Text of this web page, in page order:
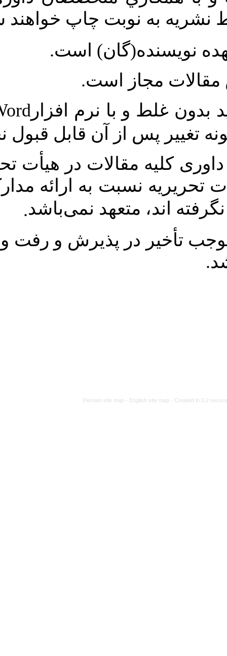
چاپ خواهند شد.
است.
است.
با نرم افزار Microsoft Word
آن قابل قبول نخواهد بود
در هیأت تحریریه نشریه
به ارائه مدارک مربوط به
نمی‌باشد.
پذیرش و رفت و برگشت‌‌های
Persian site map -